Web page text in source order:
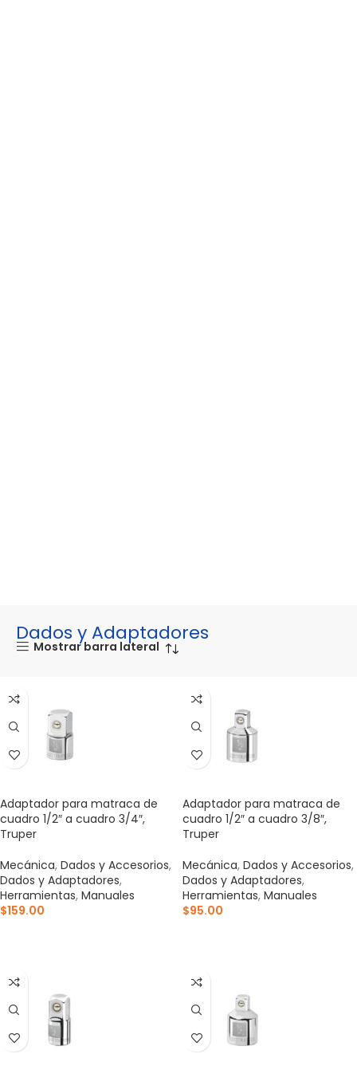
Dados y Adaptadores
Mostrar barra lateral
Adaptador para matraca de
cuadro 1/2″ a cuadro 3/4″,
Truper
Mecánica, Dados y Accesorios,
Dados y Adaptadores,
Herramientas, Manuales
$159.00
Adaptador para matraca de
cuadro 1/2″ a cuadro 3/8″,
Truper
Mecánica, Dados y Accesorios,
Dados y Adaptadores,
Herramientas, Manuales
$95.00